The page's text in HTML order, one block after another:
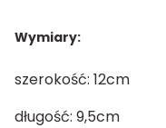
Wymiary:
szerokość: 12cm
długość: 9,5cm